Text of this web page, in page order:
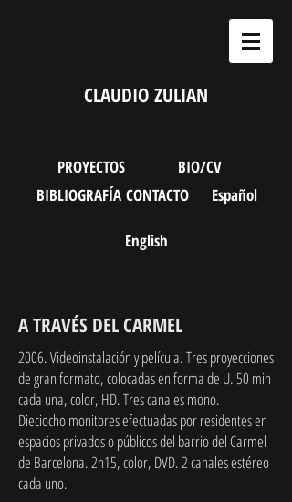
CLAUDIO ZULIAN
PROYECTOS
BIO/CV
BIBLIOGRAFÍA CONTACTO Español
English
A TRAVÉS DEL CARMEL
2006. Videoinstalación y película. Tres proyecciones
de gran formato, colocadas en forma de U. 50 min
cada una, color, HD. Tres canales mono.
Dieciocho monitores efectuadas por residentes en
espacios privados o públicos del barrio del Carmel
de Barcelona. 2h15, color, DVD. 2 canales estéreo
cada uno.